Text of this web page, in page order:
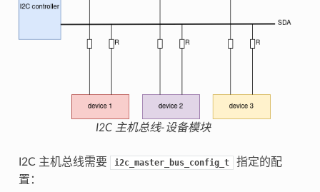
I2C 主机总线-设备模块
I2C 主机总线需要 i2c_master_bus_config_t
指定的配
置：